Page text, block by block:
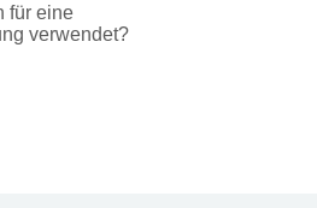
für eine
verwendet?